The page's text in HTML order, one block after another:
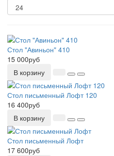
Стол "Авиньон" 410
15 000руб
В корзину
Стол письменный Лофт 120
16 400руб
В корзину
Стол письменный Лофт
17 600руб